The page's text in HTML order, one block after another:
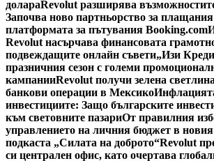
долараRevolut разширява
Започва ново партньорство за
платформата за пътувания Booking.com
Revolut насърчава финансовата
подвеждащите онлайн съвети„Изи
празничния сезон с големи
кампанииRevolut получи зелена
банкови операции в Мексико
инвестициите: Защо българските
към световните пазариОт правилния
управлението на личния бюджет в новия
подкаста „Силата на доброто“Revolut
си централен офис, като очертава